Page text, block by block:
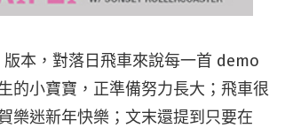
本，對落日飛車來說每一首 demo
的小寶寶，正準備努力長大；飛車很
樂迷新年快樂；文末還提到只要在